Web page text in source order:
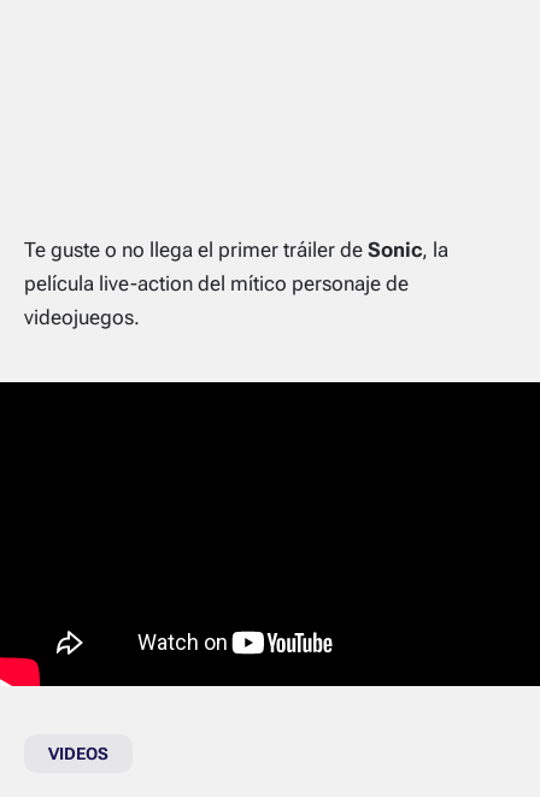
Te guste o no llega el primer tráiler de Sonic, la
película live-action del mítico personaje de
videojuegos.
VIDEOS